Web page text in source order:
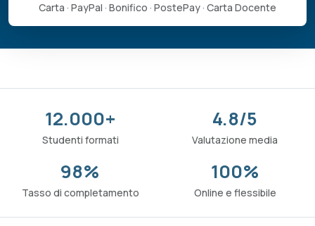
Carta · PayPal · Bonifico · PostePay · Carta Docente
12.000+
Studenti formati
4.8/5
Valutazione media
98%
Tasso di completamento
100%
Online e flessibile